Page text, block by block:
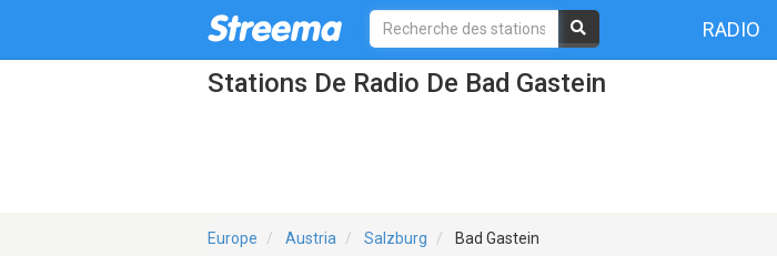
RADIO
Stations De Radio De Bad Gastein
Europe Austria Salzburg Bad Gastein